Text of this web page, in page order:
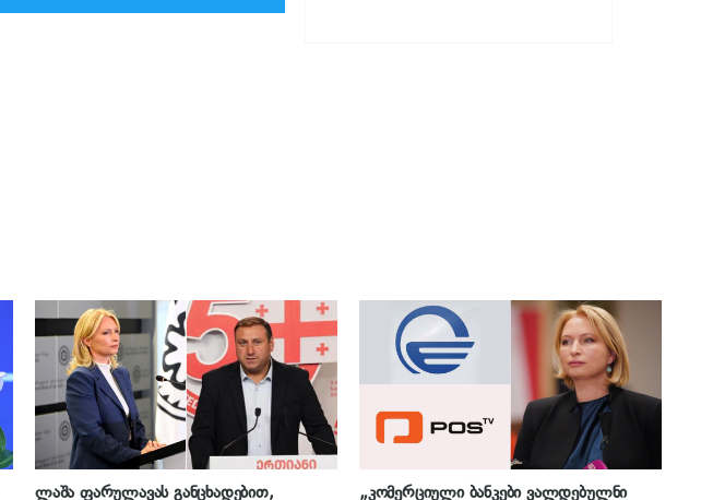
ლაშა ფარულავას განცხადებით,
„კომერციული ბანკები ვალდებულნი